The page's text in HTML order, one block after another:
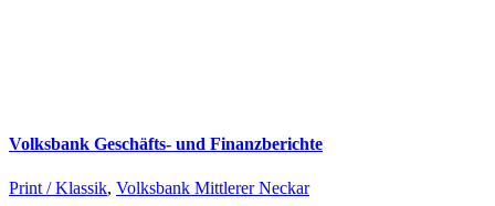
Volksbank Geschäfts- und Finanzberichte
Print / Klassik, Volksbank Mittlerer Neckar